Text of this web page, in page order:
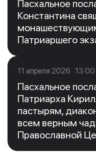
Пасхальное
Константина
Патриаршего
11 апреля 2026 13:00
Пасхальное
Патриарха
пастырям,
всем верным
Православной